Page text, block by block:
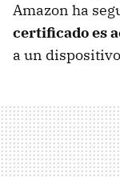
Amazon ha
certificado es
a un